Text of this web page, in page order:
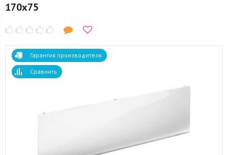
170x75
Гарантия производителя
Сравнить